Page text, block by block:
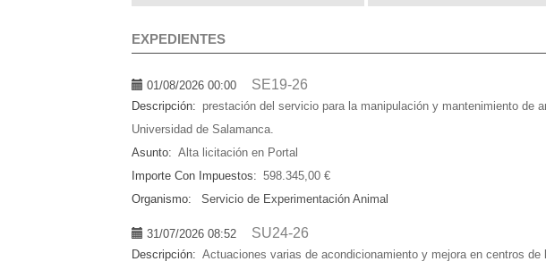
EXPEDIENTES
01/08/2026 00:00 SE19-26
Descripción: prestación del servicio para la manipulación y mantenimiento de
Universidad de Salamanca.
Asunto: Alta licitación en Portal
Importe Con Impuestos: 598.345,00 €
Organismo:
Servicio de Experimentación Animal
31/07/2026 08:52 SU24-26
Descripción: Actuaciones varias de acondicionamiento y mejora en centros